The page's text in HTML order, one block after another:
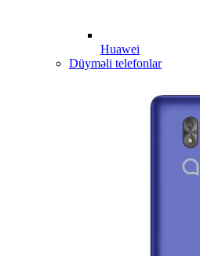
Huawei
Düyməli telefonlar